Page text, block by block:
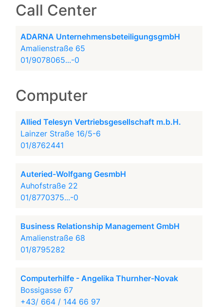
Call Center
ADARNA UnternehmensbeteiligungsgmbH
Amalienstraße 65
01/9078065...-0
Computer
Allied Telesyn Vertriebsgesellschaft m.b.H.
Lainzer Straße 16/5-6
01/8762441
Auteried-Wolfgang GesmbH
Auhofstraße 22
01/8770375...-0
Business Relationship Management GmbH
Amalienstraße 68
01/8795282
Computerhilfe - Angelika Thurnher-Novak
Bossigasse 67
+43/ 664 / 144 66 97